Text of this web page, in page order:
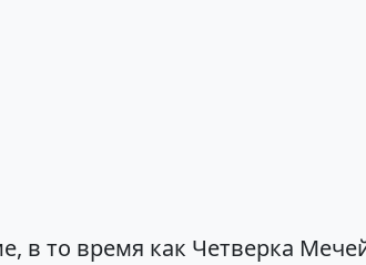
в то время как Четверка